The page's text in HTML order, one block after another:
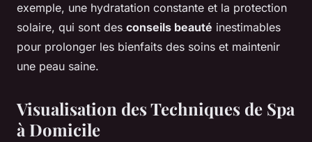
exemple, une hydratation constante et la protection
solaire, qui sont des conseils beauté inestimables
pour prolonger les bienfaits des soins et maintenir
une peau saine.
Visualisation des Techniques de Spa
à Domicile